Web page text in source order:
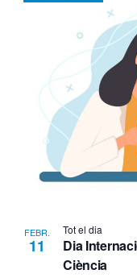
FEBR.
11
Tot el dia
Dia
Ciència